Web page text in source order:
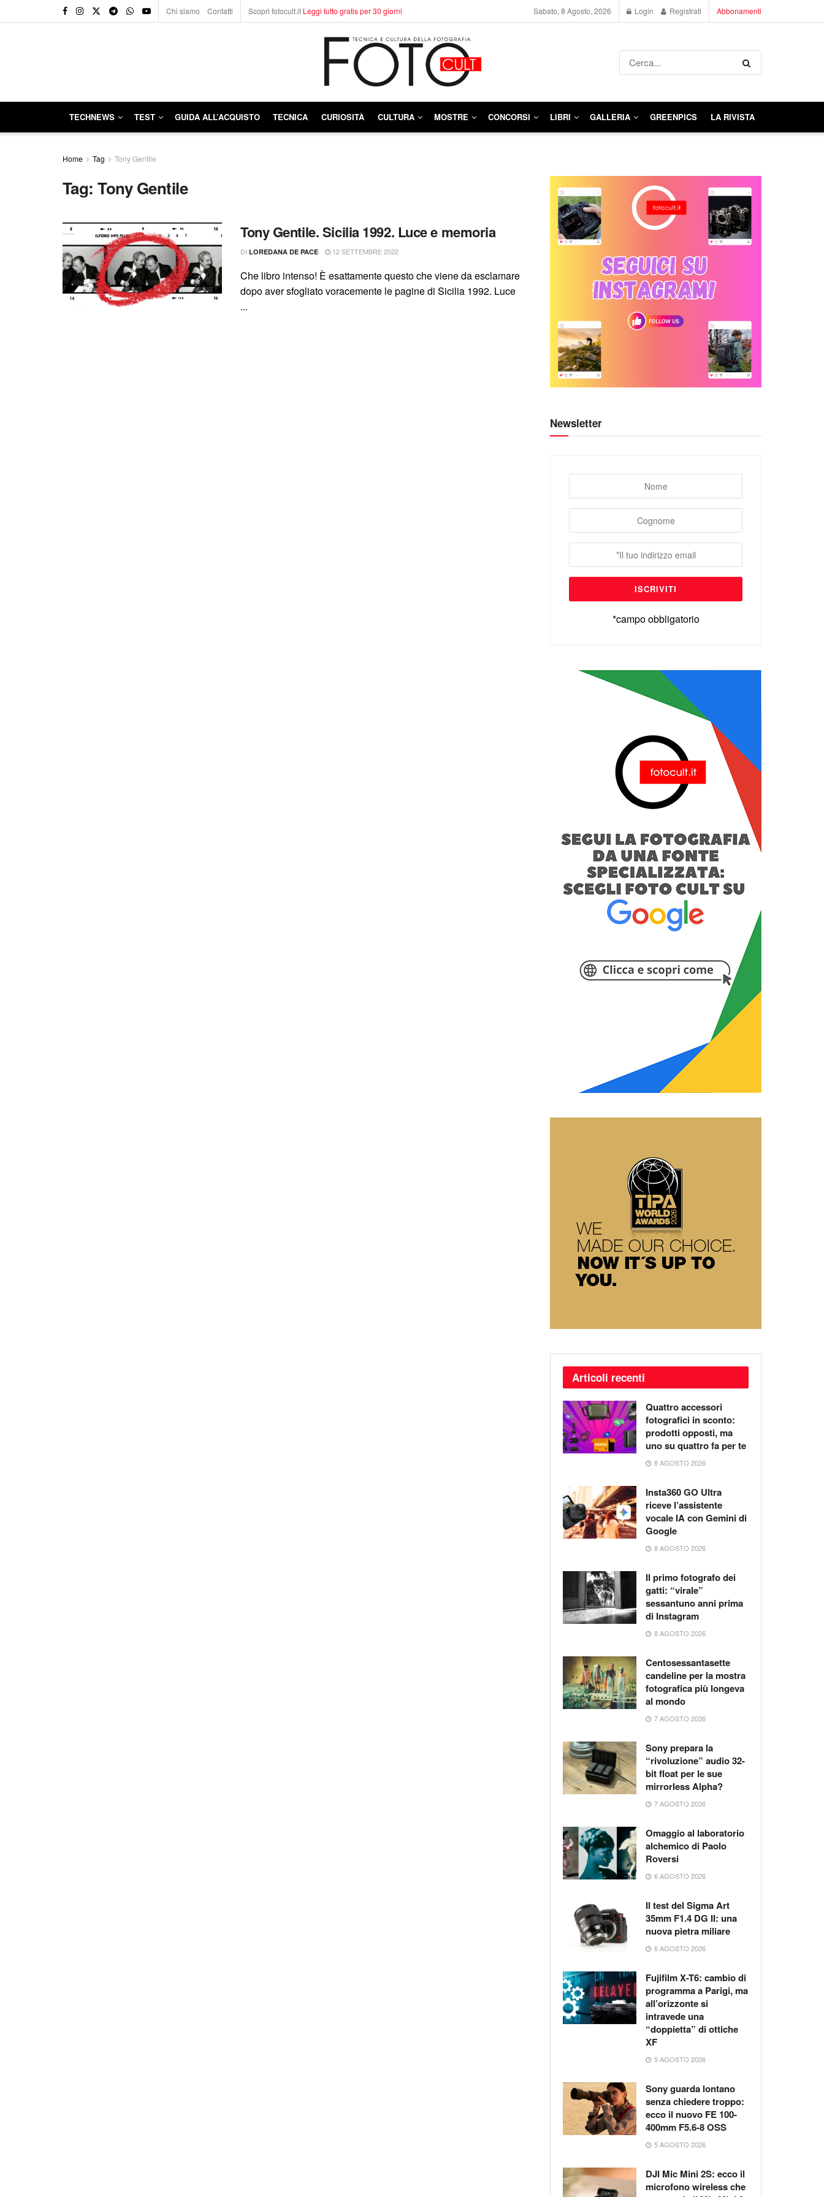
Chi siamo Contatti Scopri fotocult.it Leggi tutto gratis per 30 giorni Sabato, 8 Agosto, 2026 Login Registrati Abbonamenti
TECHNEWS TEST GUIDA ALL’ACQUISTO TECNICA CURIOSITÀ CULTURA MOSTRE CONCORSI LIBRI GALLERIA GREENPICS LA RIVISTA
Home Tag Tony Gentile
Tag:Tony Gentile
Tony Gentile. Sicilia 1992. Luce e memoria
DI LOREDANA DE PACE 12 SETTEMBRE 2022
Che libro intenso! È esattamente questo che viene da esclamare
dopo aver sfogliato voracemente le pagine di Sicilia 1992. Luce
...
Newsletter
*campo obbligatorio
Articoli recenti
Quattro accessori
fotografici in sconto:
prodotti opposti, ma
uno su quattro fa per te
8 AGOSTO 2026
Insta360 GO Ultra
riceve l’assistente
vocale IA con Gemini di
Google
8 AGOSTO 2026
Il primo fotografo dei
gatti: “virale”
sessantuno anni prima
di Instagram
8 AGOSTO 2026
Centosessantasette
candeline per la mostra
fotografica più longeva
al mondo
7 AGOSTO 2026
Sony prepara la
“rivoluzione” audio 32-
bit float per le sue
mirrorless Alpha?
7 AGOSTO 2026
Omaggio al laboratorio
alchemico di Paolo
Roversi
6 AGOSTO 2026
Il test del Sigma Art
35mm F1.4 DG II: una
nuova pietra miliare
6 AGOSTO 2026
Fujifilm X-T6: cambio di
programma a Parigi, ma
all’orizzonte si
intravede una
“doppietta” di ottiche
XF
5 AGOSTO 2026
Sony guarda lontano
senza chiedere troppo:
ecco il nuovo FE 100-
400mm F5.6-8 OSS
5 AGOSTO 2026
DJI Mic Mini 2S: ecco il
microfono wireless che